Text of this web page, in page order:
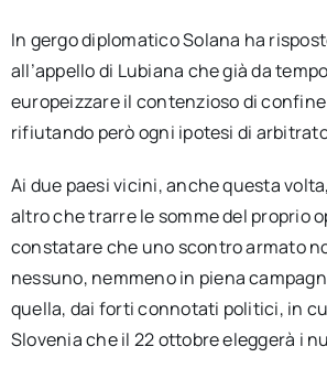
In gergo diplomatico Solana ha
all’appello di Lubiana che già da
europeizzare il contenzioso di
rifiutando però ogni ipotesi di
Ai due paesi vicini, anche questa
altro che trarre le somme del proprio
constatare che uno scontro armato
nessuno, nemmeno in piena
quella, dai forti connotati politici, in
Slovenia che il 22 ottobre eleggerà i